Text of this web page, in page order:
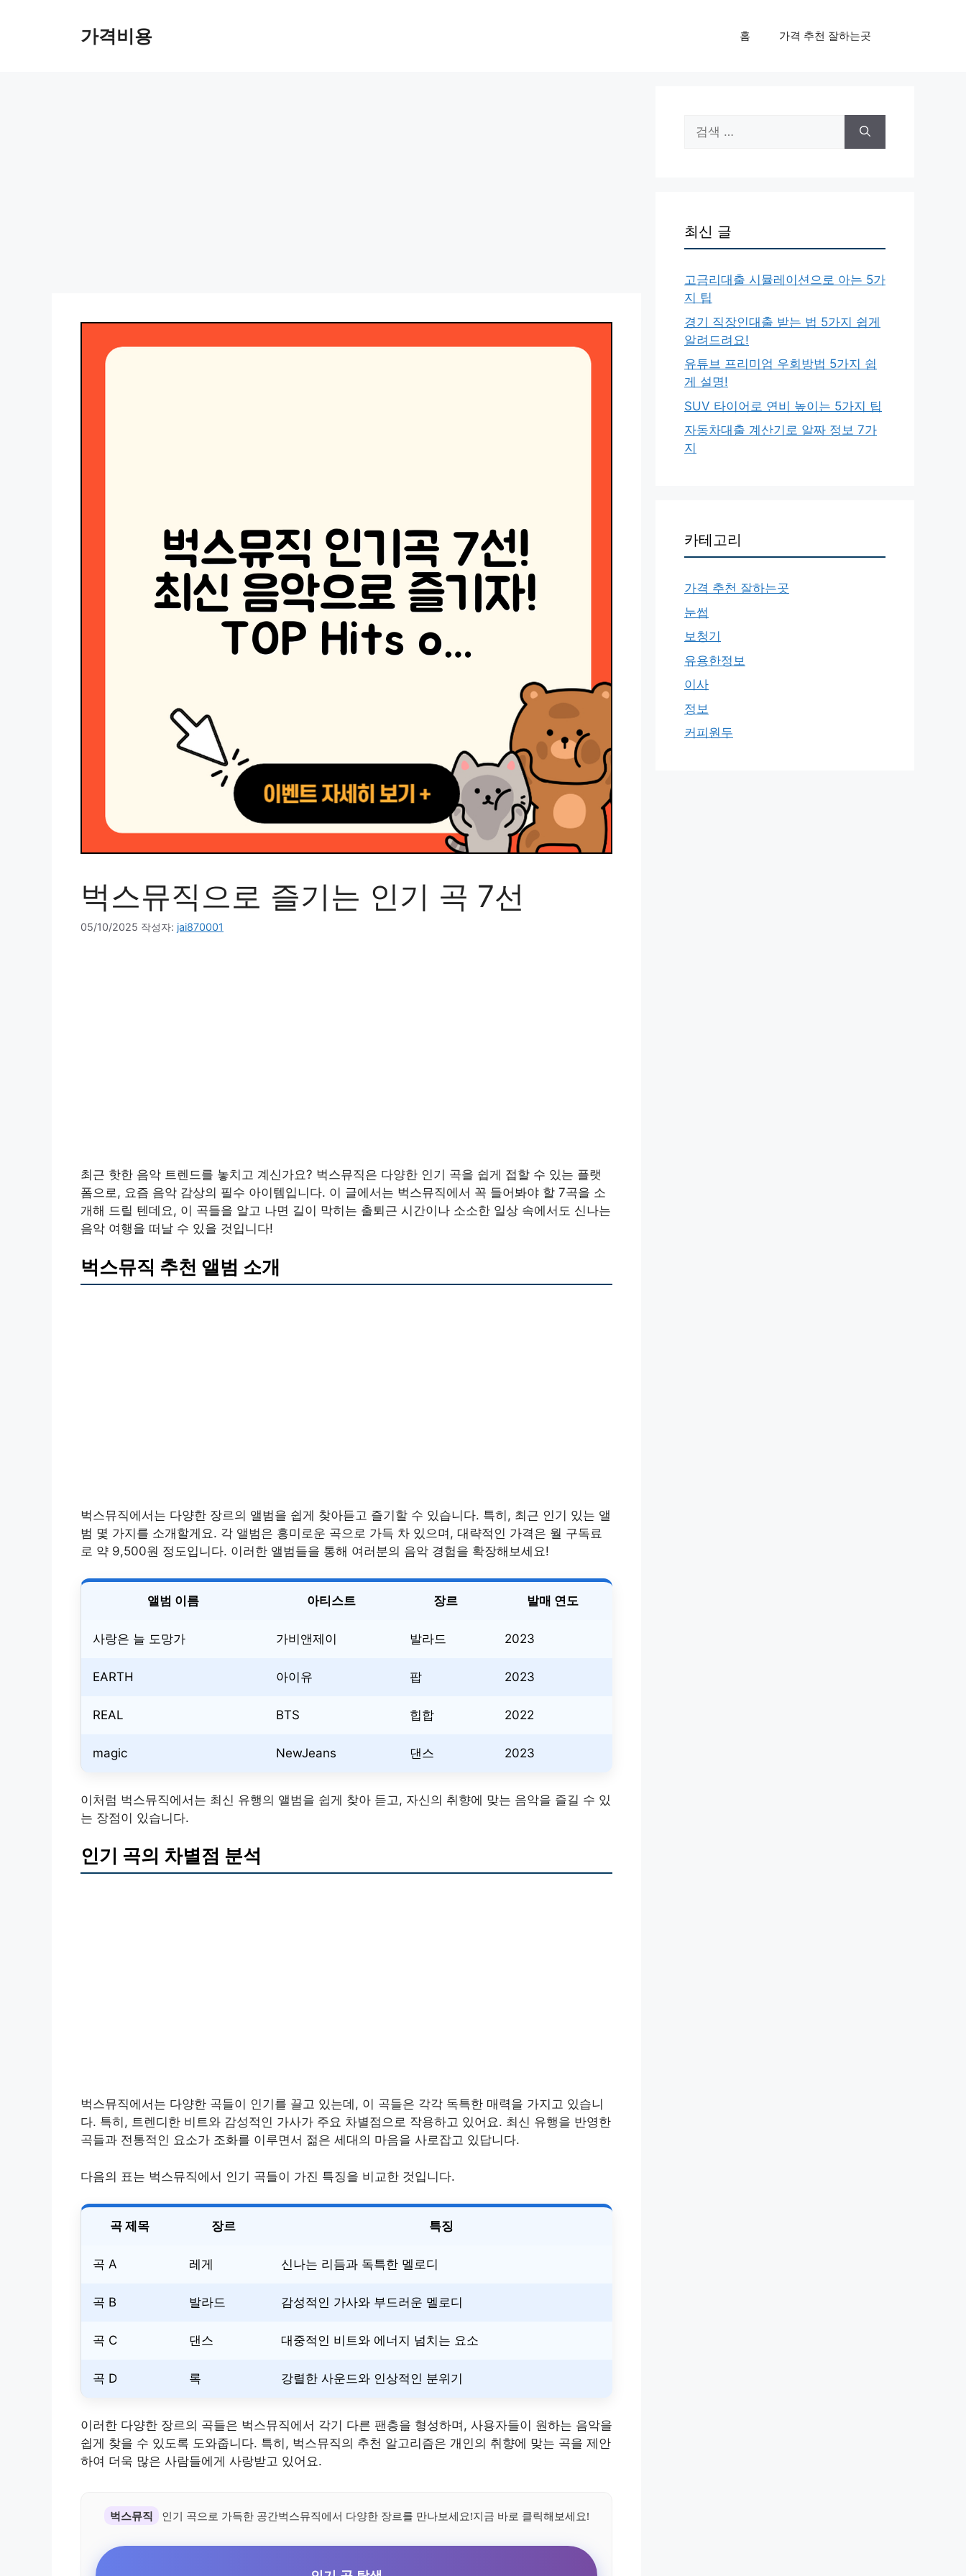
가격비용 홈 가격 추천 잘하는곳
벅스뮤직으로 즐기는 인기 곡 7선
05/10/2025 작성자: jai870001
최근 핫한 음악 트렌드를 놓치고 계신가요? 벅스뮤직은 다양한 인기 곡을 쉽게 접할 수 있는 플랫
폼으로, 요즘 음악 감상의 필수 아이템입니다. 이 글에서는 벅스뮤직에서 꼭 들어봐야 할 7곡을 소
개해 드릴 텐데요, 이 곡들을 알고 나면 길이 막히는 출퇴근 시간이나 소소한 일상 속에서도 신나는
음악 여행을 떠날 수 있을 것입니다!
벅스뮤직 추천 앨범 소개
벅스뮤직에서는 다양한 장르의 앨범을 쉽게 찾아듣고 즐기할 수 있습니다. 특히, 최근 인기 있는 앨
범 몇 가지를 소개할게요. 각 앨범은 흥미로운 곡으로 가득 차 있으며, 대략적인 가격은 월 구독료
로 약 9,500원 정도입니다. 이러한 앨범들을 통해 여러분의 음악 경험을 확장해보세요!
앨범 이름 아티스트 장르 발매 연도
사랑은 늘 도망가 가비앤제이 발라드 2023
EARTH 아이유 팝 2023
REAL BTS 힙합 2022
magic NewJeans 댄스 2023
이처럼 벅스뮤직에서는 최신 유행의 앨범을 쉽게 찾아 듣고, 자신의 취향에 맞는 음악을 즐길 수 있
는 장점이 있습니다.
인기 곡의 차별점 분석
벅스뮤직에서는 다양한 곡들이 인기를 끌고 있는데, 이 곡들은 각각 독특한 매력을 가지고 있습니
다. 특히, 트렌디한 비트와 감성적인 가사가 주요 차별점으로 작용하고 있어요. 최신 유행을 반영한
곡들과 전통적인 요소가 조화를 이루면서 젊은 세대의 마음을 사로잡고 있답니다.
다음의 표는 벅스뮤직에서 인기 곡들이 가진 특징을 비교한 것입니다.
곡 제목 장르 특징
곡 A 레게 신나는 리듬과 독특한 멜로디
곡 B 발라드 감성적인 가사와 부드러운 멜로디
곡 C 댄스 대중적인 비트와 에너지 넘치는 요소
곡 D 록 강렬한 사운드와 인상적인 분위기
이러한 다양한 장르의 곡들은 벅스뮤직에서 각기 다른 팬층을 형성하며, 사용자들이 원하는 음악을
쉽게 찾을 수 있도록 도와줍니다. 특히, 벅스뮤직의 추천 알고리즘은 개인의 취향에 맞는 곡을 제안
하여 더욱 많은 사람들에게 사랑받고 있어요.
벅스뮤직 인기 곡으로 가득한 공간벅스뮤직에서 다양한 장르를 만나보세요!지금 바로 클릭해보세요!
색:
최신 글
고금리대출 시뮬레이션으로 아는 5가
지 팁
경기 직장인대출 받는 법 5가지 쉽게
알려드려요!
유튜브 프리미엄 우회방법 5가지 쉽
게 설명!
SUV 타이어로 연비 높이는 5가지 팁
자동차대출 계산기로 알짜 정보 7가
지
카테고리
가격 추천 잘하는곳
눈썹
보청기
유용한정보
이사
정보
커피원두